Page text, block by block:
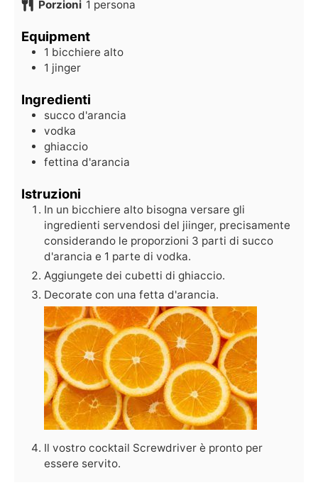
Porzioni 1 persona
Equipment
1 bicchiere alto
1 jinger
Ingredienti
succo d'arancia
vodka
ghiaccio
fettina d'arancia
Istruzioni
In un bicchiere alto bisogna versare gli
ingredienti servendosi del jiinger, precisamente
considerando le proporzioni 3 parti di succo
d'arancia e 1 parte di vodka.
Aggiungete dei cubetti di ghiaccio.
Decorate con una fetta d'arancia.
Il vostro cocktail Screwdriver è pronto per
essere servito.